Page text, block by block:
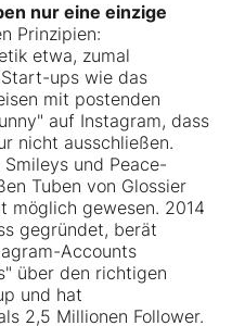
nur eine einzige
Prinzipien:
etwa, zumal
ups wie das
mit postenden
auf Instagram, dass
nicht ausschließen.
und Peace-
Tuben von Glossier
möglich gewesen. 2014
gegründet, berät
Accounts
über den richtigen
und hat
2,5 Millionen Follower.